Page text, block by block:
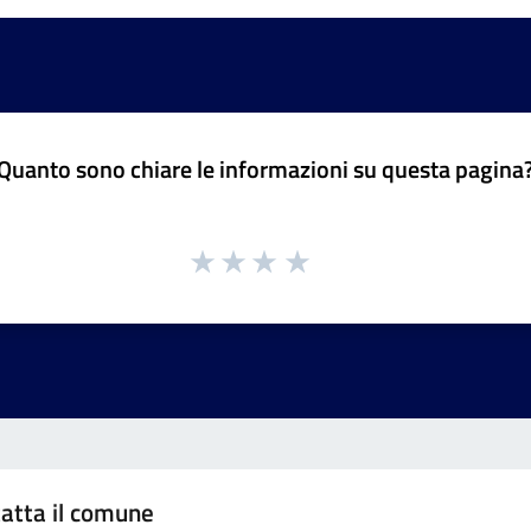
sono chiare le informazioni su questa
il comune